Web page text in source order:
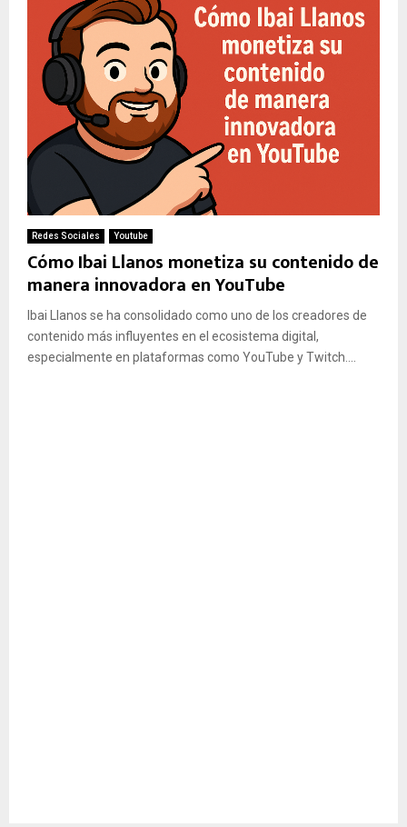
Redes Sociales Youtube
Cómo Ibai Llanos monetiza su contenido de
manera innovadora en YouTube
Ibai Llanos se ha consolidado como uno de los creadores de
contenido más influyentes en el ecosistema digital,
especialmente en plataformas como YouTube y Twitch....